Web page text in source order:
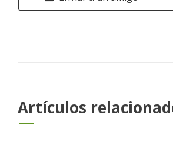
Artículos